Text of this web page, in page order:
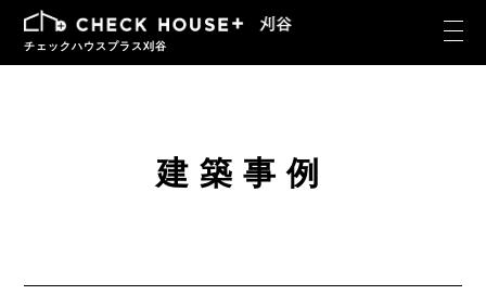
チェックハウスプラス刈谷
建築事例